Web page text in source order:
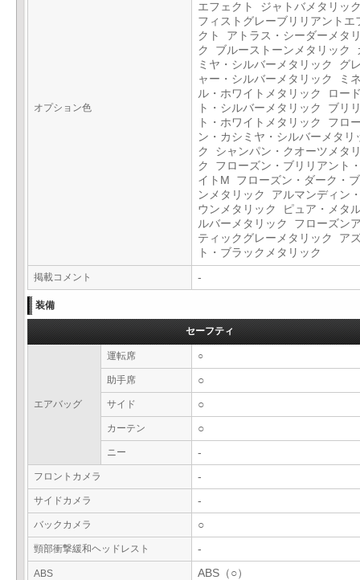
オプション色
エフェクト ジャトバメタリッ
フィストグレーブリリアントエ
クト アトラス・シーダーメタ
ク ブルーストーンメタリック
ミヤ・シルバーメタリック グ
ャー・シルバーメタリック ミ
ル・ホワイトメタリック ロー
ト・シルバーメタリック ブリ
ト・ホワイトメタリック フロ
ン・カシミヤ・シルバーメタリ
ク シャンパン・クオーツメタ
ク フローズン・ブリリアント
イトM フローズン・ダーク・
ンメタリック アルマンディン
ウンメタリック ピュア・メタ
ルバーメタリック フローズン
ティックグレーメタリック ア
ト・ブラックメタリック
掲載コメント -
装備
セーフティ
エアバッグ
運転席 ○
助手席 ○
サイド ○
カーテン ○
ニー -
フロントカメラ -
サイドカメラ -
バックカメラ ○
頸部衝撃緩和ヘッドレスト -
ABS ABS（○）